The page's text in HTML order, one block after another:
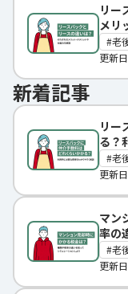
リー
メリ
老
更新
新着記事
リー
る？
老
更新
マン
率の
老
更新